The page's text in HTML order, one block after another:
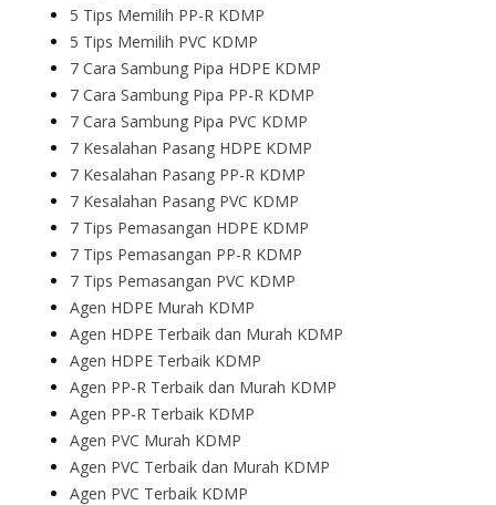
5 Tips Memilih PP-R KDMP
5 Tips Memilih PVC KDMP
7 Cara Sambung Pipa HDPE KDMP
7 Cara Sambung Pipa PP-R KDMP
7 Cara Sambung Pipa PVC KDMP
7 Kesalahan Pasang HDPE KDMP
7 Kesalahan Pasang PP-R KDMP
7 Kesalahan Pasang PVC KDMP
7 Tips Pemasangan HDPE KDMP
7 Tips Pemasangan PP-R KDMP
7 Tips Pemasangan PVC KDMP
Agen HDPE Murah KDMP
Agen HDPE Terbaik dan Murah KDMP
Agen HDPE Terbaik KDMP
Agen PP-R Terbaik dan Murah KDMP
Agen PP-R Terbaik KDMP
Agen PVC Murah KDMP
Agen PVC Terbaik dan Murah KDMP
Agen PVC Terbaik KDMP